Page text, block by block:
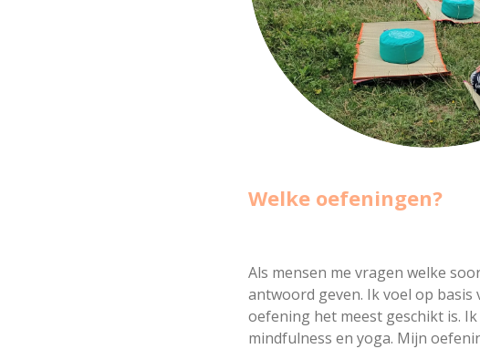
Welke oefeningen?
Als mensen me vragen welke
antwoord geven. Ik voel op basis
oefening het meest geschikt is.
mindfulness en yoga. Mijn